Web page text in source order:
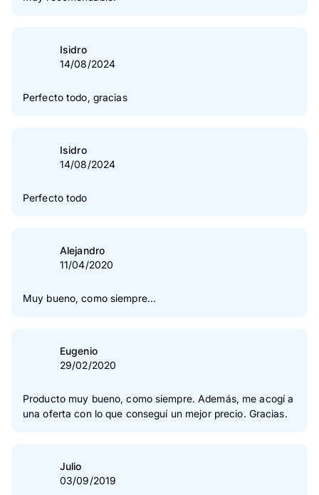
Isidro
14/08/2024
Perfecto todo, gracias
Isidro
14/08/2024
Perfecto todo
Alejandro
11/04/2020
Muy bueno, como siempre...
Eugenio
29/02/2020
Producto muy bueno, como siempre. Además, me acogí a
una oferta con lo que conseguí un mejor precio. Gracias.
Julio
03/09/2019